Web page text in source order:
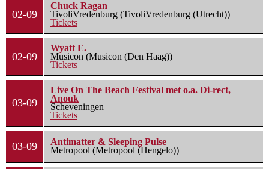
02-09
Chuck Ragan
TivoliVredenburg (TivoliVredenburg (Utrecht))
Tickets
02-09
Wyatt E.
Musicon (Musicon (Den Haag))
Tickets
03-09
Live On The Beach Festival met o.a. Di-rect,
Anouk
Scheveningen
Tickets
03-09
Antimatter & Sleeping Pulse
Metropool (Metropool (Hengelo))